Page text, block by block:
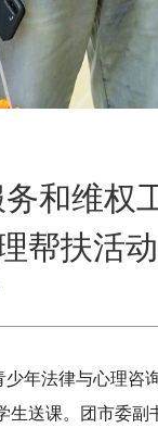
务和维权
帮扶活动
少年法律与心理
生送课。团市委